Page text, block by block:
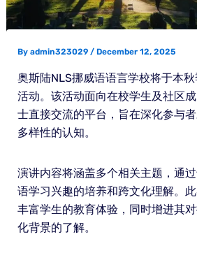
By admin323029 / December 12, 2025
奥斯陆NLS挪威语语言学校将于本
活动。该活动面向在校学生及社区
士直接交流的平台，旨在深化参与
多样性的认知。
演讲内容将涵盖多个相关主题，通
语学习兴趣的培养和跨文化理解。
丰富学生的教育体验，同时增进其
化背景的了解。